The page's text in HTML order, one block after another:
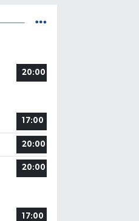
20:00
17:00
20:00
20:00
17:00